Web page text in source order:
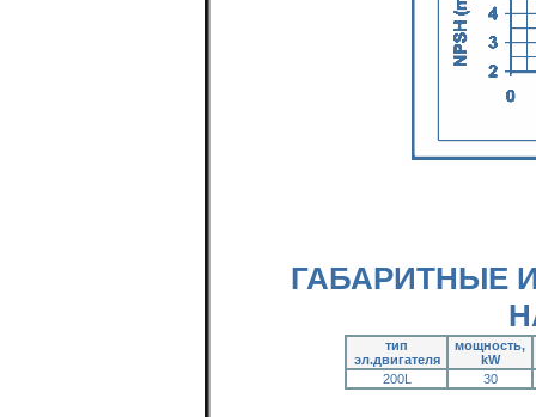
ГАБАРИТНЫЕ
тип
эл.двигателя
мощность,
kW
200L
30